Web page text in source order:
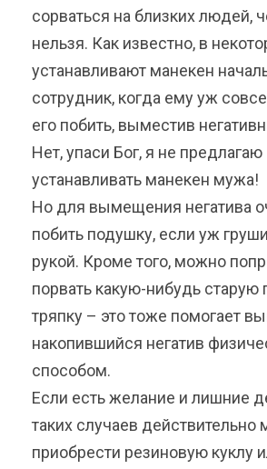
сорваться на близких людей,
нельзя. Как известно, в
устанавливают манекен
сотрудник, когда ему уж
его побить, выместив
Нет, упаси Бог, я не предлагаю
устанавливать манекен мужа!
Но для вымещения негатива
побить подушку, если уж
рукой. Кроме того, можно
порвать какую-нибудь
тряпку – это тоже помогает
накопившийся негатив
способом.
Если есть желание и лишние
таких случаев действительно
приобрести резиновую куклу